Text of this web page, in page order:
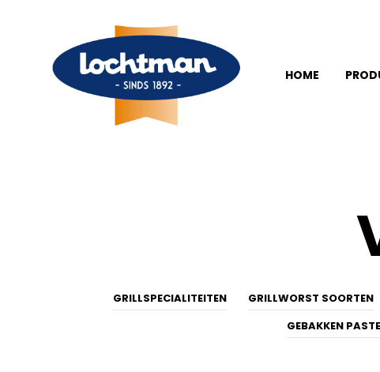
HOME
GRILLSPECIALITEITEN GRILLWORST SOORTEN
GEBAKKEN